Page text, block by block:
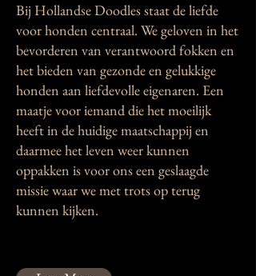
Bij Hollandse Doodles staat de liefde
voor honden centraal. We geloven in het
bevorderen van verantwoord fokken en
het bieden van gezonde en gelukkige
honden aan liefdevolle eigenaren. Een
maatje voor iemand die het moeilijk
heeft in de huidige maatschappij en
daarmee het leven weer kunnen
oppakken is voor ons een geslaagde
missie waar we met trots op terug
kunnen kijken.